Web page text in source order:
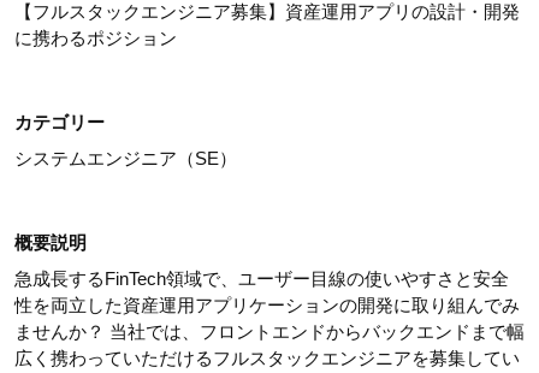
【フルスタックエンジニア募集】資産運用アプリの設計・開発
に携わるポジション
カテゴリー
システムエンジニア（SE）
概要説明
急成長するFinTech領域で、ユーザー目線の使いやすさと安全
性を両立した資産運用アプリケーションの開発に取り組んでみ
ませんか？ 当社では、フロントエンドからバックエンドまで幅
広く携わっていただけるフルスタックエンジニアを募集してい